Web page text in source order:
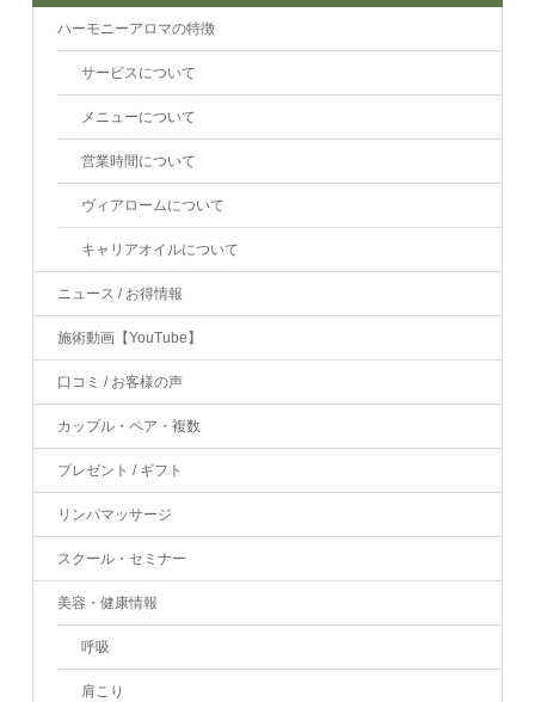
ハーモニーアロマの特徴
サービスについて
メニューについて
営業時間について
ヴィアロームについて
キャリアオイルについて
ニュース / お得情報
施術動画【YouTube】
口コミ / お客様の声
カップル・ペア・複数
プレゼント / ギフト
リンパマッサージ
スクール・セミナー
美容・健康情報
呼吸
肩こり